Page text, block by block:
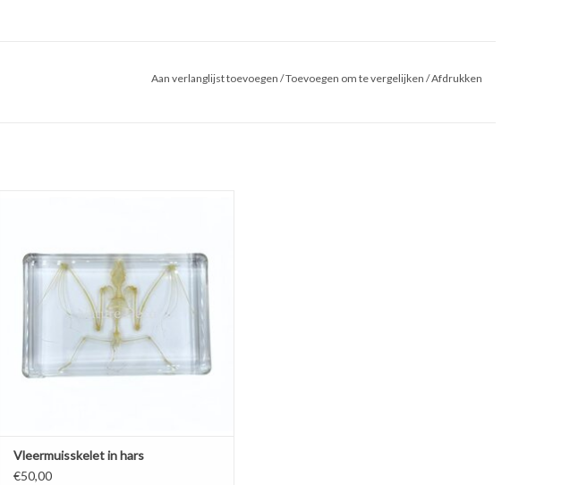
Aan verlanglijst toevoegen /Toevoegen om te vergelijken /Afdrukken
Vleermuisskelet in hars
€50,00